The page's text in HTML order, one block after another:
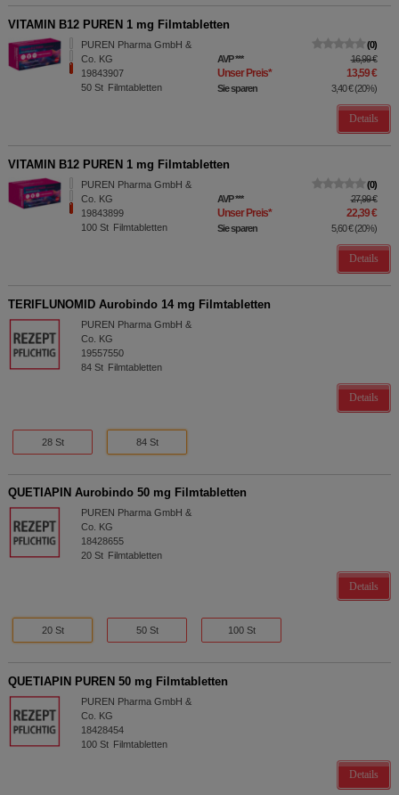
VITAMIN B12 PUREN 1 mg Filmtabletten
PUREN Pharma GmbH &
Co. KG
19843907
50 St Filmtabletten
0
AVP*** 16,99 €
Unser Preis* 13,59 €
Sie sparen 3,40 €(20%)
Details
VITAMIN B12 PUREN 1 mg Filmtabletten
PUREN Pharma GmbH &
Co. KG
19843899
100 St Filmtabletten
0
AVP*** 27,99 €
Unser Preis* 22,39 €
Sie sparen 5,60 €(20%)
Details
TERIFLUNOMID Aurobindo 14 mg Filmtabletten
PUREN Pharma GmbH &
Co. KG
19557550
84 St Filmtabletten
Details
28 St 84 St
QUETIAPIN Aurobindo 50 mg Filmtabletten
PUREN Pharma GmbH &
Co. KG
18428655
20 St Filmtabletten
Details
20 St 50 St 100 St
QUETIAPIN PUREN 50 mg Filmtabletten
PUREN Pharma GmbH &
Co. KG
18428454
100 St Filmtabletten
Details